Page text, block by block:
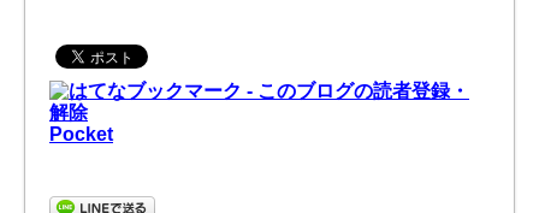
Pocket